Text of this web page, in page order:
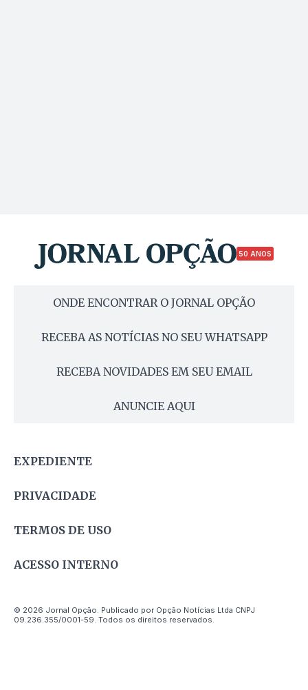
50 ANOS
ONDE ENCONTRAR O JORNAL OPÇÃO
RECEBA AS NOTÍCIAS NO SEU WHATSAPP
RECEBA NOVIDADES EM SEU EMAIL
ANUNCIE AQUI
EXPEDIENTE
PRIVACIDADE
TERMOS DE USO
ACESSO INTERNO
© 2026 Jornal Opção. Publicado por Opção Notícias Ltda CNPJ
09.236.355/0001-59. Todos os direitos reservados.